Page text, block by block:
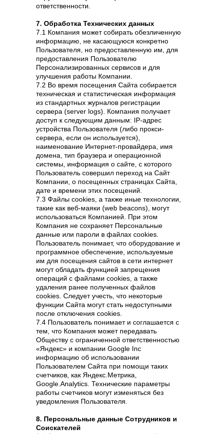
ответственности.
7. Обработка Технических данных
7.1 Компания может собирать обезличенную
информацию, не касающуюся конкретно
Пользователя, но предоставленную им, для
предоставления Пользователю
Персонализированных сервисов и для
улучшения работы Компании.
7.2 Во время посещения Сайта собирается
техническая и статистическая информация
из стандартных журналов регистрации
сервера (server logs). Компания получает
доступ к следующим данным: IP-адрес
устройства Пользователя (либо прокси-
сервера, если он используется),
наименование Интернет-провайдера, имя
домена, тип браузера и операционной
системы, информация о сайте, с которого
Пользователь совершил переход на Сайт
Компании, о посещенных страницах Сайта,
дате и времени этих посещений.
7.3 Файлы cookies, а также иные технологии,
такие как веб-маяки (web beacons), могут
использоваться Компанией. При этом
Компания не сохраняет Персональные
данные или пароли в файлах cookies.
Пользователь понимает, что оборудование и
программное обеспечение, используемые
им для посещения сайтов в сети интернет
могут обладать функцией запрещения
операций с файлами cookies, а также
удаления ранее полученных файлов
cookies. Следует учесть, что некоторые
функции Сайта могут стать недоступными
после отключения cookies.
7.4 Пользователь понимает и соглашается с
тем, что Компания может передавать
Обществу с ограниченной ответственностью
«Яндекс» и компании Google Inc
информацию об использовании
Пользователем Сайта при помощи таких
счетчиков, как Яндекс.Метрика,
Google.Analytics. Технические параметры
работы счетчиков могут изменяться без
уведомления Пользователя.
8. Персональные данные Сотрудников и
Соискателей